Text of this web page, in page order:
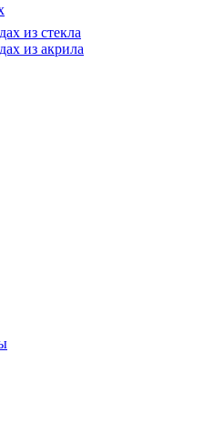
из стекла
из акрила